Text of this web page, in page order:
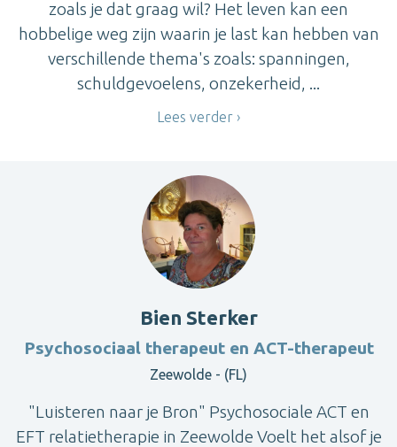
zoals je dat graag wil? Het leven kan een
hobbelige weg zijn waarin je last kan hebben van
verschillende thema's zoals: spanningen,
schuldgevoelens, onzekerheid, ...
Lees verder
Bien Sterker
Psychosociaal therapeut en ACT-therapeut
Zeewolde - (FL)
"Luisteren naar je Bron" Psychosociale ACT en
EFT relatietherapie in Zeewolde Voelt het alsof je